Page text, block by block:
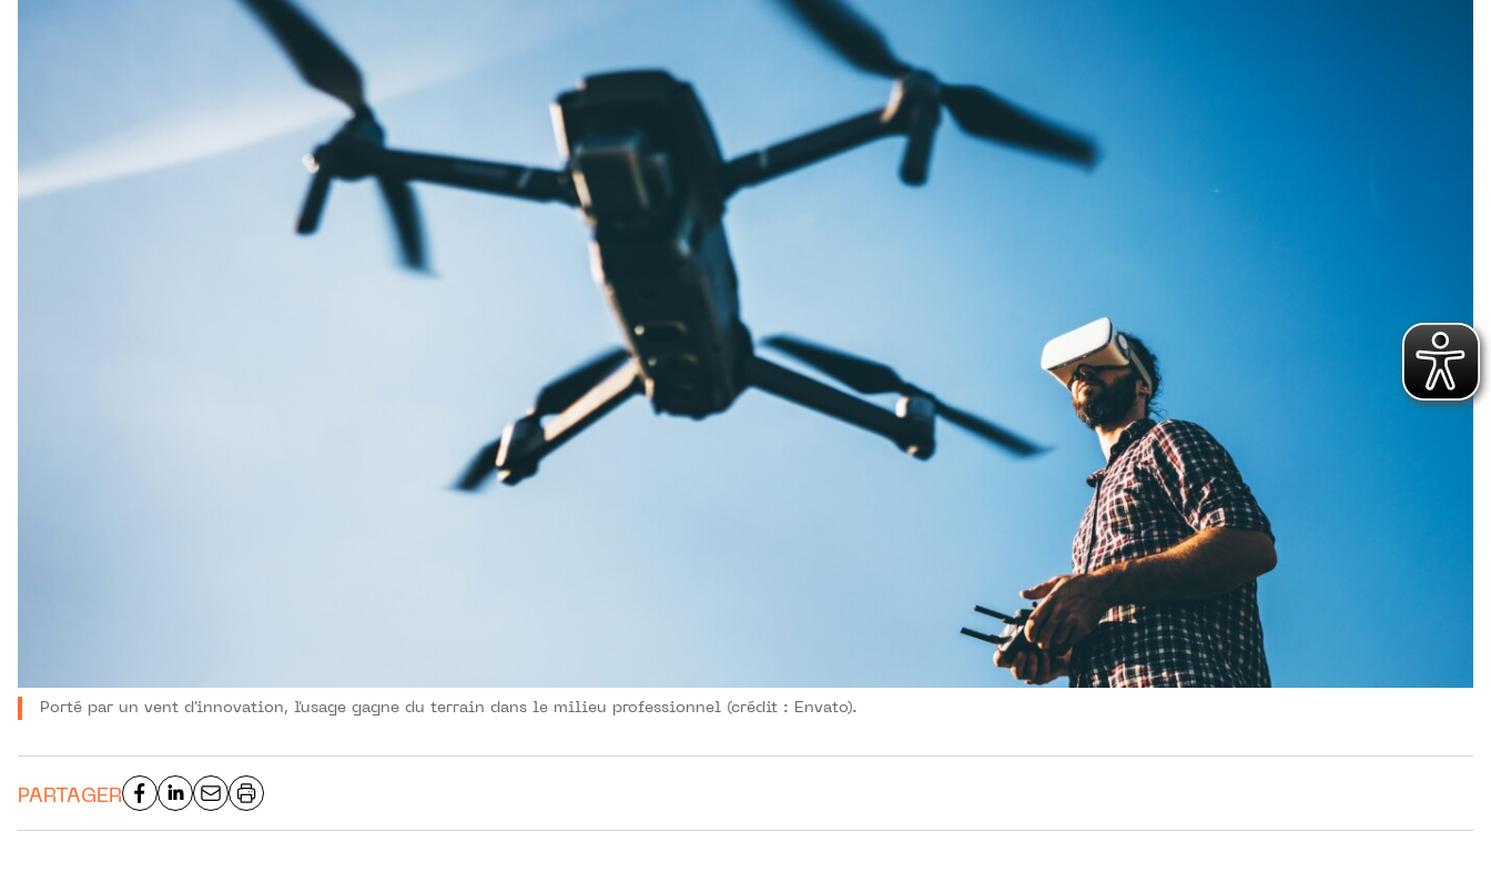
Porté par un vent d'innovation, l'usage gagne du terrain dans le milieu professionnel (crédit : Envato).
PARTAGER